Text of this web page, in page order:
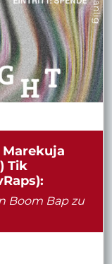
Tik
Boom Bap zu